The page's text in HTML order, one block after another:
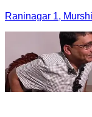
Raninagar 1,